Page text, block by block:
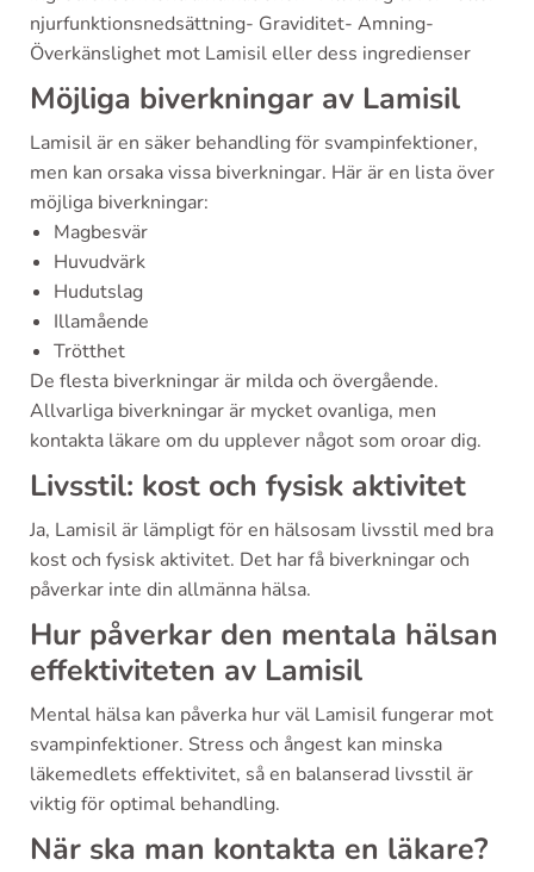
njurfunktionsnedsättning- Graviditet- Amning-
Överkänslighet mot Lamisil eller dess ingredienser
Möjliga biverkningar av Lamisil
Lamisil är en säker behandling för svampinfektioner,
men kan orsaka vissa biverkningar. Här är en lista över
möjliga biverkningar:
Magbesvär
Huvudvärk
Hudutslag
Illamående
Trötthet
De flesta biverkningar är milda och övergående.
Allvarliga biverkningar är mycket ovanliga, men
kontakta läkare om du upplever något som oroar dig.
Livsstil: kost och fysisk aktivitet
Ja, Lamisil är lämpligt för en hälsosam livsstil med bra
kost och fysisk aktivitet. Det har få biverkningar och
påverkar inte din allmänna hälsa.
Hur påverkar den mentala hälsan
effektiviteten av Lamisil
Mental hälsa kan påverka hur väl Lamisil fungerar mot
svampinfektioner. Stress och ångest kan minska
läkemedlets effektivitet, så en balanserad livsstil är
viktig för optimal behandling.
När ska man kontakta en läkare?